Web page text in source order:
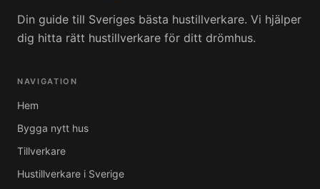
Din guide till Sveriges bästa hustillverkare. Vi hjälper
dig hitta rätt hustillverkare för ditt drömhus.
NAVIGATION
Hem
Bygga nytt hus
Tillverkare
Hustillverkare i Sverige